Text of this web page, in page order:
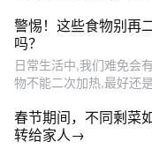
警惕！这些食物别再
吗？
日常生活中,我们难免会
物不能二次加热,最好还
春节期间，不同剩菜
转给家人→